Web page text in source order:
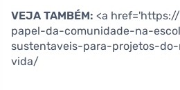
VEJA TAMBÉM: <a
papel-da-comunidade-na-
sustentaveis-para-projetos-
vida/